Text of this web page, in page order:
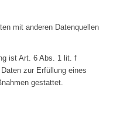
mit anderen Datenquellen
ist Art. 6 Abs. 1 lit. f
zur Erfüllung eines
gestattet.